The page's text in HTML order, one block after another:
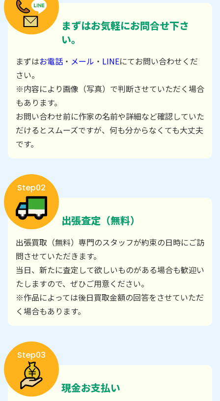
まずはお気軽にお問合せ下さ
い。
まずはお電話 ・ メール ・ LINEにてお問い合わせくだ
さい。
※内容により画像（写真）で判断させていただく場合
もあります。
お問い合わせ前に作家の名前や詳細など確認していた
だけるとスムーズですが、何も分からなくても大丈夫
です。
Step02
出張査定（無料）
出張買取（無料）専門のスタッフが約束の日時にご訪
問させていただきます。
当日、新たに査定して欲しいものがある場合も歓迎い
たしますので、ぜひご用意ください。
※作品によっては後日買取金額の回答をさせていただ
く場合もあります。
Step03
現金お支払い